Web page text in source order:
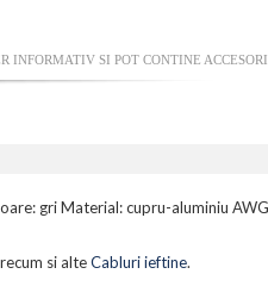
INFORMATIV SI POT CONTINE
gri Material: cupru-aluminiu
si alteCabluri ieftine.